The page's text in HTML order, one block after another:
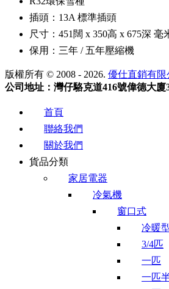
插頭：13A 標準插頭
尺寸：451闊 x 350高 x 675深 毫
保用：三年 / 五年壓縮機
版權所有 © 2008 - 2026. 優仕直銷有限
公司地址：灣仔駱克道416號偉德大廈
首頁
聯絡我們
關於我們
貨品分類
家居電器
冷氣機
窗口式
冷暖
3/4匹
一匹
一匹